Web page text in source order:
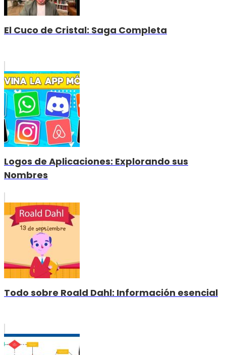
El Cuco de Cristal: Saga Completa
Logos de Aplicaciones: Explorando sus
Nombres
Todo sobre Roald Dahl: Información esencial